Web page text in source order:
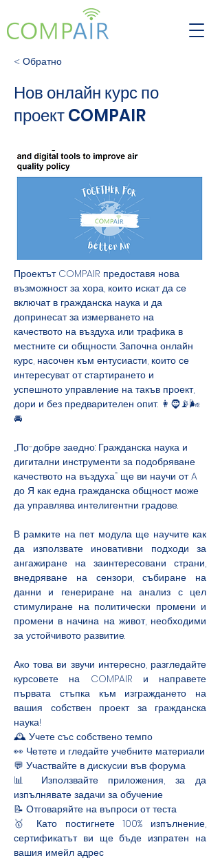
< Обратно
Нов онлайн курс по
проект COMPAIR
Проектът COMPAIR предоставя нова
възможност за хора, които искат да се
включат в гражданска наука и да
допринесат за измерването на
качеството на въздуха или трафика в
местните си общности. Започна онлайн
курс, насочен към ентусиасти, които се
интересуват от стартирането и
успешното управление на такъв проект,
дори и без предварителен опит. 👩🧔📡🌬️
🚘
„По-добре заедно: Гражданска наука и
дигитални инструменти за подобряване
качеството на въздуха“ ще ви научи от A
до Я как една гражданска общност може
да управлява интелигентни градове.
В рамките на пет модула ще научите как
да използвате иновативни подходи за
ангажиране на заинтересовани страни,
внедряване на сензори, събиране на
данни и генериране на анализ с цел
стимулиране на политически промени и
промени в начина на живот, необходими
за устойчивото развитие.
Ако това ви звучи интересно, разгледайте
курсовете на COMPAIR и направете
първата стъпка към изграждането на
вашия собствен проект за гражданска
наука!
🕰️ Учете със собствено темпо
👀 Четете и гледайте учебните материали
💬 Участвайте в дискусии във форума
📊 Използвайте приложения, за да
изпълнявате задачи за обучение
📝 Отговаряйте на въпроси от теста
🥇 Като постигнете 100% изпълнение,
сертификатът ви ще бъде изпратен на
вашия имейл адрес